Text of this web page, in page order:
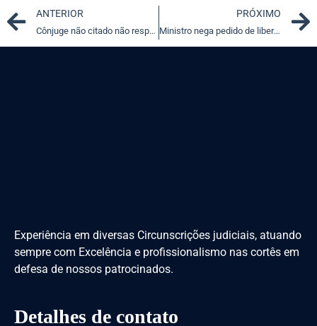
Prev
ANTERIOR
Cônjuge não citado não responde por dívida em favor de filhos
PRÓXIMO
Ministro nega pedido de liberdade de ex-presidente da Câmara de Vereadores de Santa Bárbara (MG)
Experiência em diversas Circunscrições judiciais, atuando
sempre com Excelência e profissionalismo nas cortês em
defesa de nossos patrocinados.
Detalhes de contato